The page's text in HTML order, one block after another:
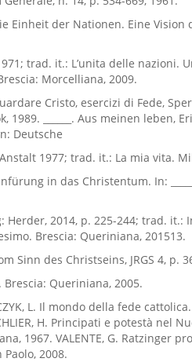
Die Einheit der Nationen. Eine
trad. it.: L’unita delle nazioni.
Morcelliana, 2009.
Guardare Cristo, esercizi di Fede,
1989. ______. Aus meinen leben,
Deutsche
1977; trad. it.: La mia vita.
Einfürung in das Christentum. In:
Herder, 2014, p. 225-244; trad. it.:
Brescia: Queriniana, 201513.
Vom Sinn des Christseins, JRGS 4,
Brescia: Queriniana, 2005.
L. Il mondo della fede
H. Principati e potestà nel
1967. VALENTE, G. Ratzinger
Paolo, 2008.